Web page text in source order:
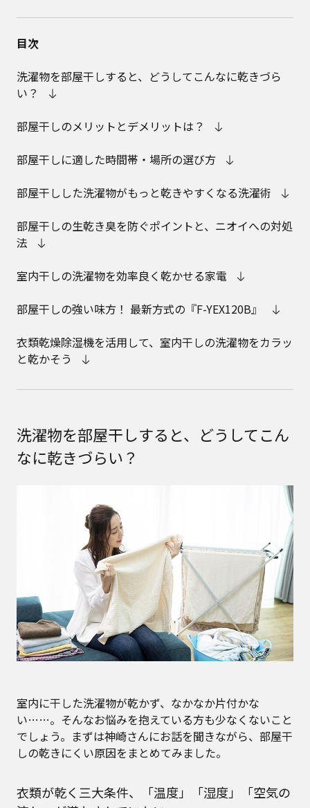
目次
洗濯物を部屋干しすると、どうしてこんなに乾きづら
い？
部屋干しのメリットとデメリットは？
部屋干しに適した時間帯・場所の選び方
部屋干しした洗濯物がもっと乾きやすくなる洗濯術
部屋干しの生乾き臭を防ぐポイントと、ニオイへの対処
法
室内干しの洗濯物を効率良く乾かせる家電
部屋干しの強い味方！ 最新方式の『F-YEX120B』
衣類乾燥除湿機を活用して、室内干しの洗濯物をカラッ
と乾かそう
洗濯物を部屋干しすると、どうしてこん
なに乾きづらい？
室内に干した洗濯物が乾かず、なかなか片付かな
い……。そんなお悩みを抱えている方も少なくないこと
でしょう。まずは神崎さんにお話を聞きながら、部屋干
しの乾きにくい原因をまとめてみました。
衣類が乾く三大条件、「温度」「湿度」「空気の